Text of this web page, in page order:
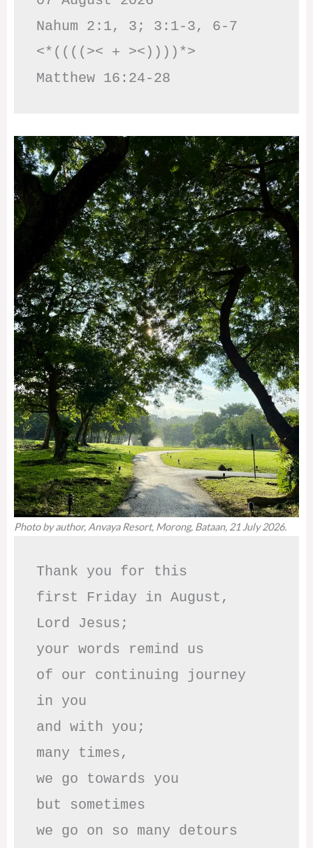
Nahum 2:1, 3; 3:1-3, 6-7
<*((((>< + ><))))*>
Matthew 16:24-28
Photo by author, Anvaya Resort, Morong, Bataan, 21 July 2026.
Thank you for this
first Friday in August,
Lord Jesus;
your words remind us
of our continuing journey
in you
and with you;
many times,
we go towards you
but sometimes
we go on so many detours